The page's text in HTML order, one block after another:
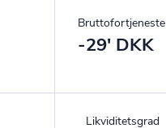
Bruttofortjeneste
-29' DKK
Likviditetsgrad